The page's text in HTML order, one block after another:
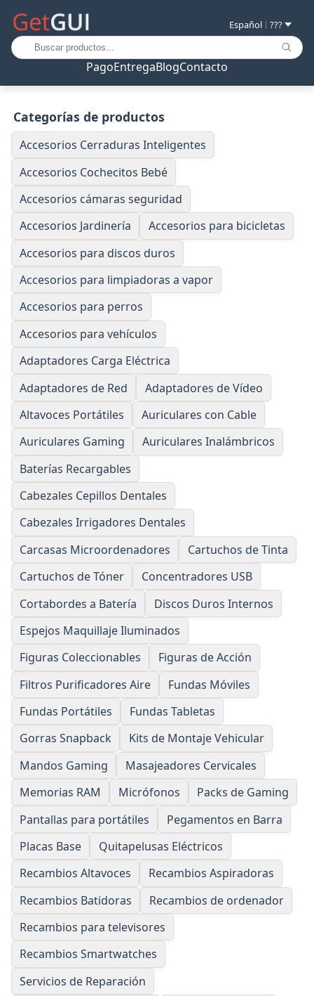
PagoEntregaBlogContacto
Español | ???
Categorías de productos
Accesorios Cerraduras Inteligentes
Accesorios Cochecitos Bebé
Accesorios cámaras seguridad
Accesorios Jardinería
Accesorios para bicicletas
Accesorios para discos duros
Accesorios para limpiadoras a vapor
Accesorios para perros
Accesorios para vehículos
Adaptadores Carga Eléctrica
Adaptadores de Red
Adaptadores de Vídeo
Altavoces Portátiles
Auriculares con Cable
Auriculares Gaming
Auriculares Inalámbricos
Baterías Recargables
Cabezales Cepillos Dentales
Cabezales Irrigadores Dentales
Carcasas Microordenadores
Cartuchos de Tinta
Cartuchos de Tóner
Concentradores USB
Cortabordes a Batería
Discos Duros Internos
Espejos Maquillaje Iluminados
Figuras Coleccionables
Figuras de Acción
Filtros Purificadores Aire
Fundas Móviles
Fundas Portátiles
Fundas Tabletas
Gorras Snapback
Kits de Montaje Vehicular
Mandos Gaming
Masajeadores Cervicales
Memorias RAM
Micrófonos
Packs de Gaming
Pantallas para portátiles
Pegamentos en Barra
Placas Base
Quitapelusas Eléctricos
Recambios Altavoces
Recambios Aspiradoras
Recambios Batidoras
Recambios de ordenador
Recambios para televisores
Recambios Smartwatches
Servicios de Reparación